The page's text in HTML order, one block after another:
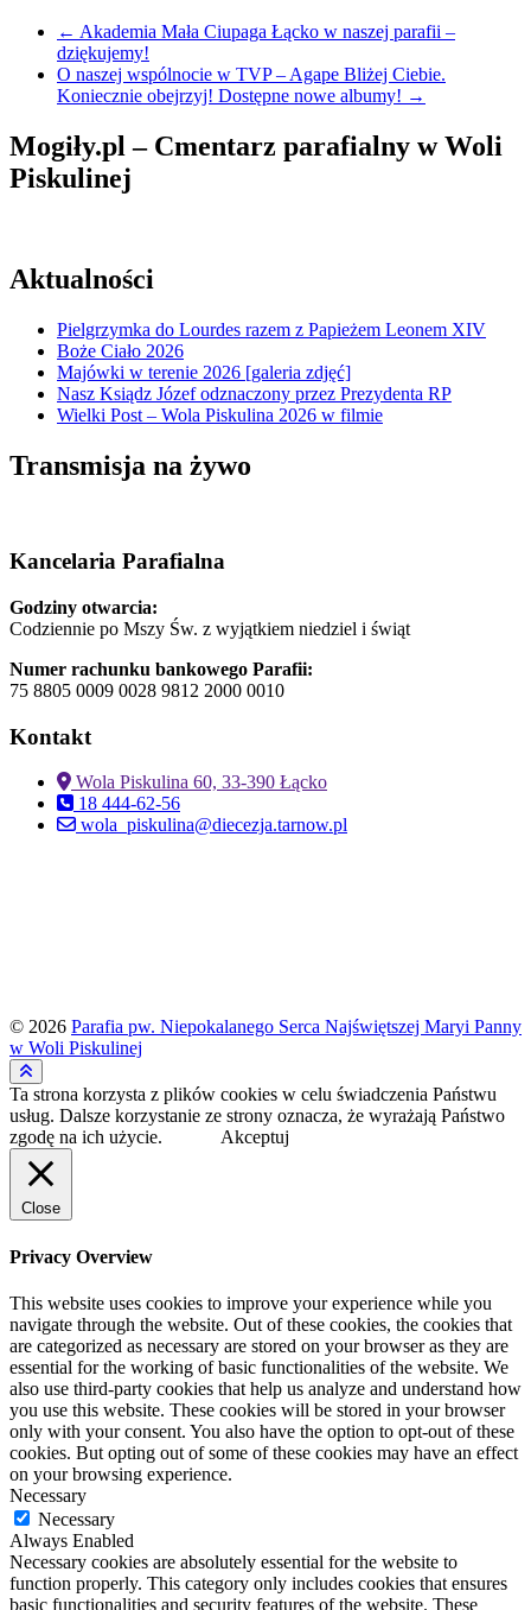
← Akademia Mała Ciupaga Łącko w naszej parafii –
dziękujemy!
O naszej wspólnocie w TVP – Agape Bliżej Ciebie.
Koniecznie obejrzyj! Dostępne nowe albumy! →
Mogiły.pl – Cmentarz parafialny w Woli
Piskulinej
Aktualności
Pielgrzymka do Lourdes razem z Papieżem Leonem XIV
Boże Ciało 2026
Majówki w terenie 2026 [galeria zdjęć]
Nasz Ksiądz Józef odznaczony przez Prezydenta RP
Wielki Post – Wola Piskulina 2026 w filmie
Transmisja na żywo
Kancelaria Parafialna
Godziny otwarcia:
Codziennie po Mszy Św. z wyjątkiem niedziel i świąt
Numer rachunku bankowego Parafii:
75 8805 0009 0028 9812 2000 0010
Kontakt
Wola Piskulina 60, 33-390 Łącko
18 444-62-56
wola_piskulina@diecezja.tarnow.pl
© 2026 Parafia pw. Niepokalanego Serca Najświętszej Maryi Panny
w Woli Piskulinej
Ta strona korzysta z plików cookies w celu świadczenia Państwu
usług. Dalsze korzystanie ze strony oznacza, że wyrażają Państwo
zgodę na ich użycie.
Akceptuj
Close
Privacy Overview
This website uses cookies to improve your experience while you
navigate through the website. Out of these cookies, the cookies that
are categorized as necessary are stored on your browser as they are
essential for the working of basic functionalities of the website. We
also use third-party cookies that help us analyze and understand how
you use this website. These cookies will be stored in your browser
only with your consent. You also have the option to opt-out of these
cookies. But opting out of some of these cookies may have an effect
on your browsing experience.
Necessary
Necessary
Always Enabled
Necessary cookies are absolutely essential for the website to
function properly. This category only includes cookies that ensures
basic functionalities and security features of the website. These